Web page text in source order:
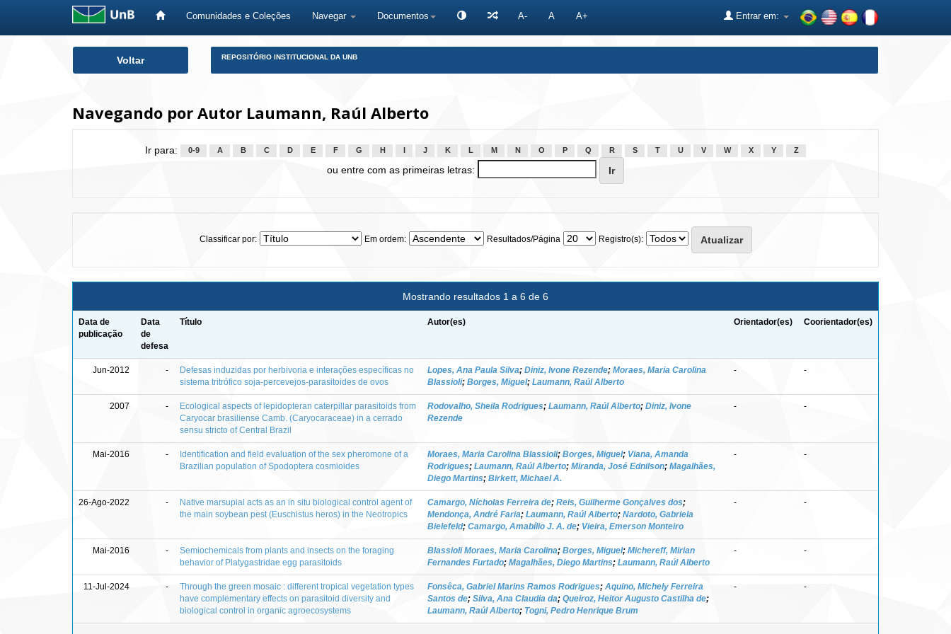
Comunidades e Coleções Navegar Documentos A- A A+ Entrar em:
Voltar REPOSITÓRIO INSTITUCIONAL DA UNB
Navegando por Autor Laumann, Raúl Alberto
Ir para: 0-9 A B C D E F G H J K L M N O P Q R S T U V W X Y Z
ou entre com as primeiras letras:
Classificar por: Em ordem: Resultados/Página Registro(s):
Mostrando resultados 1 a 6 de 6
Data de
publicação
Data
de
defesa
Título Autor(es) Orientador(es) Coorientador(es)
Jun-2012 -
Defesas induzidas por herbivoria e interações específicas no
sistema tritrófico soja-percevejos-parasitoides de ovos
Lopes, Ana Paula Silva; Diniz, Ivone Rezende; Moraes, Maria Carolina
Blassioli; Borges, Miguel; Laumann, Raúl Alberto
- -
2007 -
Ecological aspects of lepidopteran caterpillar parasitoids from
Caryocar brasiliense Camb. (Caryocaraceae) in a cerrado
sensu stricto of Central Brazil
Rodovalho, Sheila Rodrigues; Laumann, Raúl Alberto; Diniz, Ivone
Rezende
- -
Mai-2016 -
Identification and field evaluation of the sex pheromone of a
Brazilian population of Spodoptera cosmioides
Moraes, Maria Carolina Blassioli; Borges, Miguel; Viana, Amanda
Rodrigues; Laumann, Raúl Alberto; Miranda, José Ednilson; Magalhães,
Diego Martins; Birkett, Michael A.
- -
26-Ago-2022 -
Native marsupial acts as an in situ biological control agent of
the main soybean pest (Euschistus heros) in the Neotropics
Camargo, Nícholas Ferreira de; Reis, Guilherme Gonçalves dos;
Mendonça, André Faria; Laumann, Raúl Alberto; Nardoto, Gabriela
Bielefeld; Camargo, Amabílio J. A. de; Vieira, Emerson Monteiro
- -
Mai-2016 -
Semiochemicals from plants and insects on the foraging
behavior of Platygastridae egg parasitoids
Blassioli Moraes, Maria Carolina; Borges, Miguel; Michereff, Mirian
Fernandes Furtado; Magalhães, Diego Martins; Laumann, Raúl Alberto
- -
11-Jul-2024 -
Through the green mosaic : different tropical vegetation types
have complementary effects on parasitoid diversity and
biological control in organic agroecosystems
Fonsêca, Gabriel Marins Ramos Rodrigues; Aquino, Michely Ferreira
Santos de; Silva, Ana Claudia da; Queiroz, Heitor Augusto Castilha de;
Laumann, Raúl Alberto; Togni, Pedro Henrique Brum
- -